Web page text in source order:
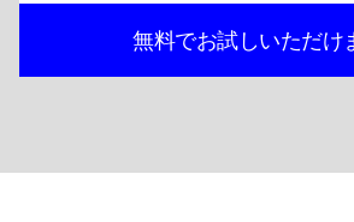
無料でお試しいただけ